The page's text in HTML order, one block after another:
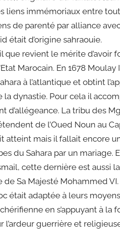
liens immémoriaux entre
de parenté par alliance
était d’origine sahraouie.
que revient le mérite d’avoir
Marocain. En 1678
à l’atlantique et obtint
la dynastie. Pour cela il
d’allégeance. La tribu des
de l’Oued Noun au
atteint mais il fallait encore
du Sahara par un mariage.
cette dernière est aussi
Sa Majesté Mohammed VI.
était adaptée à leurs
en s’appuyant à la
guerrière et